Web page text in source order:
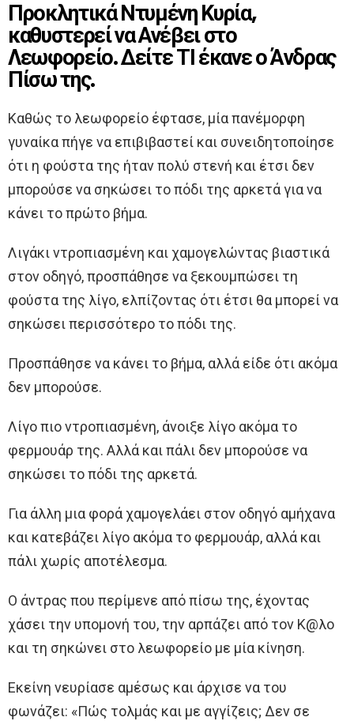
Προκλητικά Ντυμένη Κυρία,
καθυστερεί να Ανέβει στο
Λεωφορείο. Δείτε ΤΙ έκανε ο Άνδρας
Πίσω της.
Καθώς το λεωφορείο έφτασε, μία πανέμορφη
γυναίκα πήγε να επιβιβαστεί και συνειδητοποίησε
ότι η φούστα της ήταν πολύ στενή και έτσι δεν
μπορούσε να σηκώσει το πόδι της αρκετά για να
κάνει το πρώτο βήμα.
Λιγάκι ντροπιασμένη και χαμογελώντας βιαστικά
στον οδηγό, προσπάθησε να ξεκουμπώσει τη
φούστα της λίγο, ελπίζοντας ότι έτσι θα μπορεί να
σηκώσει περισσότερο το πόδι της.
Προσπάθησε να κάνει το βήμα, αλλά είδε ότι ακόμα
δεν μπορούσε.
Λίγο πιο ντροπιασμένη, άνοιξε λίγο ακόμα το
φερμουάρ της. Αλλά και πάλι δεν μπορούσε να
σηκώσει το πόδι της αρκετά.
Για άλλη μια φορά χαμογελάει στον οδηγό αμήχανα
και κατεβάζει λίγο ακόμα το φερμουάρ, αλλά και
πάλι χωρίς αποτέλεσμα.
Ο άντρας που περίμενε από πίσω της, έχοντας
χάσει την υπομονή του, την αρπάζει από τον Κ@λο
και τη σηκώνει στο λεωφορείο με μία κίνηση.
Εκείνη νευρίασε αμέσως και άρχισε να του
φωνάζει: «Πώς τολμάς και με αγγίζεις; Δεν σε